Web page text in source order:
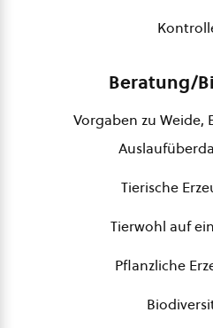
Beratung/
Vorgaben zu Weide,
Tierische
Tierwohl auf
Pflanzliche